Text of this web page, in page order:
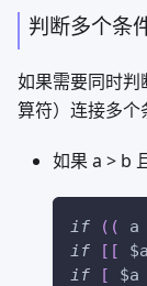
判断多个条
如果需要同时
算符）连接多个
如果 a > b
if (( a
if
[ [ $a
if
[ $a